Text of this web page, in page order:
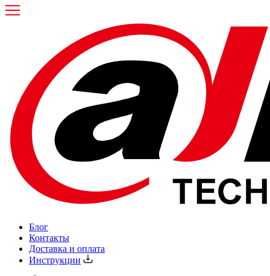
Блог
Контакты
Доставка и оплата
Инструкции